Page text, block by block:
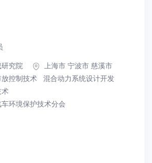
究院
上海市 宁波市 慈溪市
控制技术 混合动力系统设计开发
环境保护技术分会